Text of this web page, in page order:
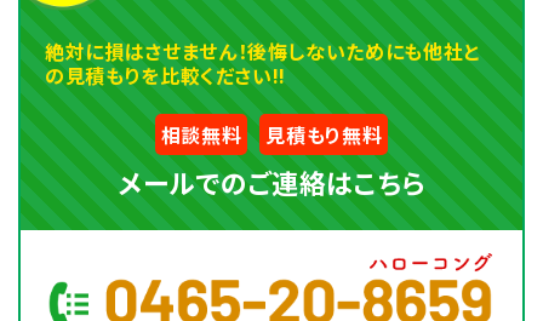
絶対に損はさせません！後悔しないためにも他社と
の見積もりを比較ください!!
相談無料 見積もり無料
メールでのご連絡はこちら